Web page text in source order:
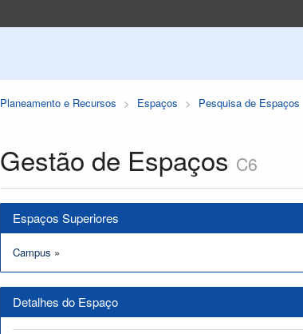
Planeamento e Recursos Espaços Pesquisa de Espaços
Gestão de Espaços C6
Espaços Superiores
Campus »
Detalhes do Espaço